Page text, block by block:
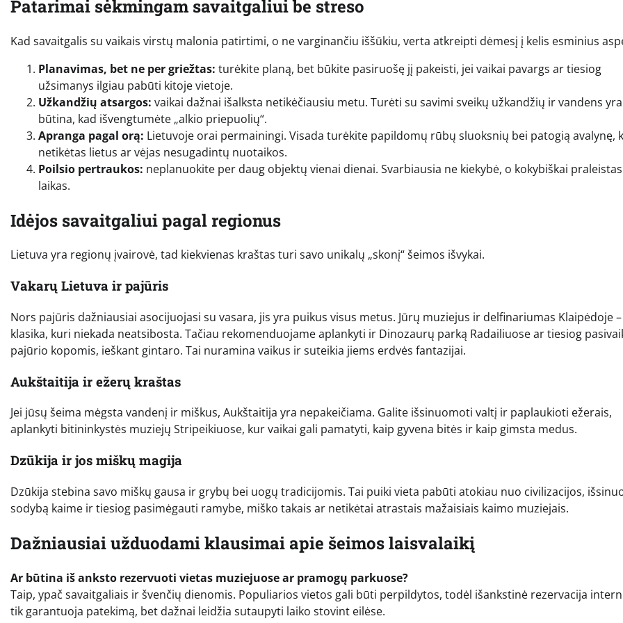
Patarimai sėkmingam savaitgaliui be streso
Kad savaitgalis su vaikais virstų malonia patirtimi, o ne varginančiu iššūkiu, verta atkreipti dėmesį į kelis esminius
Planavimas, bet ne per griežtas: turėkite planą, bet būkite pasiruošę jį pakeisti, jei vaikai pavargs ar tiesiog
užsimanys ilgiau pabūti kitoje vietoje.
Užkandžių atsargos: vaikai dažnai išalksta netikėčiausiu metu. Turėti su savimi sveikų užkandžių ir vandens yra
būtina, kad išvengtumėte „alkio priepuolių“.
Apranga pagal orą: Lietuvoje orai permainingi. Visada turėkite papildomų rūbų sluoksnių bei patogią avalynę,
netikėtas lietus ar vėjas nesugadintų nuotaikos.
Poilsio pertraukos: neplanuokite per daug objektų vienai dienai. Svarbiausia ne kiekybė, o kokybiškai praleistas
laikas.
Idėjos savaitgaliui pagal regionus
Lietuva yra regionų įvairovė, tad kiekvienas kraštas turi savo unikalų „skonį“ šeimos išvykai.
Vakarų Lietuva ir pajūris
Nors pajūris dažniausiai asocijuojasi su vasara, jis yra puikus visus metus. Jūrų muziejus ir delfinariumas Klaipėdoje –
klasika, kuri niekada neatsibosta. Tačiau rekomenduojame aplankyti ir Dinozaurų parką Radailiuose ar tiesiog
pajūrio kopomis, ieškant gintaro. Tai nuramina vaikus ir suteikia jiems erdvės fantazijai.
Aukštaitija ir ežerų kraštas
Jei jūsų šeima mėgsta vandenį ir miškus, Aukštaitija yra nepakeičiama. Galite išsinuomoti valtį ir paplaukioti ežerais,
aplankyti bitininkystės muziejų Stripeikiuose, kur vaikai gali pamatyti, kaip gyvena bitės ir kaip gimsta medus.
Dzūkija ir jos miškų magija
Dzūkija stebina savo miškų gausa ir grybų bei uogų tradicijomis. Tai puiki vieta pabūti atokiau nuo civilizacijos,
sodybą kaime ir tiesiog pasimėgauti ramybe, miško takais ar netikėtai atrastais mažaisiais kaimo muziejais.
Dažniausiai užduodami klausimai apie šeimos laisvalaikį
Ar būtina iš anksto rezervuoti vietas muziejuose ar pramogų parkuose?
Taip, ypač savaitgaliais ir švenčių dienomis. Populiarios vietos gali būti perpildytos, todėl išankstinė rezervacija
tik garantuoja patekimą, bet dažnai leidžia sutaupyti laiko stovint eilėse.